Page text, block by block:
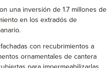
una inversión de 1.7 millones de
en los extradós de
con recubrimientos a
ornamentales de cantera